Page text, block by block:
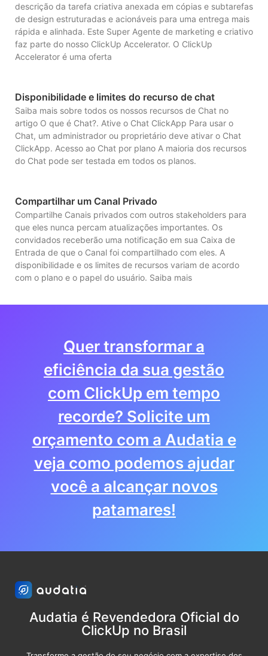
descrição da tarefa criativa anexada em cópias e subtarefas
de design estruturadas e acionáveis para uma entrega mais
rápida e alinhada. Este Super Agente de marketing e criativo
faz parte do nosso ClickUp Accelerator. O ClickUp
Accelerator é uma oferta
Disponibilidade e limites do recurso de chat
Saiba mais sobre todos os nossos recursos de Chat no
artigo O que é Chat?. Ative o Chat ClickApp Para usar o
Chat, um administrador ou proprietário deve ativar o Chat
ClickApp. Acesso ao Chat por plano A maioria dos recursos
do Chat pode ser testada em todos os planos.
Compartilhar um Canal Privado
Compartilhe Canais privados com outros stakeholders para
que eles nunca percam atualizações importantes. Os
convidados receberão uma notificação em sua Caixa de
Entrada de que o Canal foi compartilhado com eles. A
disponibilidade e os limites de recursos variam de acordo
com o plano e o papel do usuário. Saiba mais
Quer transformar a
eficiência da sua gestão
com ClickUp em tempo
recorde? Solicite um
orçamento com a Audatia e
veja como podemos ajudar
você a alcançar novos
patamares!
Audatia é Revendedora Oficial do
ClickUp no Brasil